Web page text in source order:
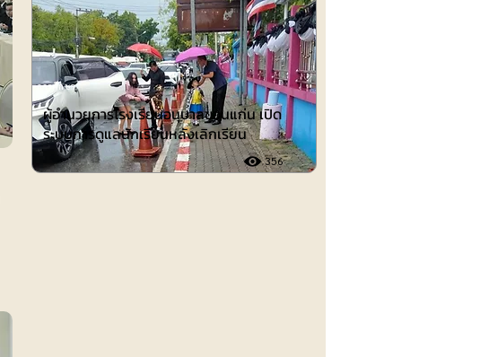
การศึกษา
ผู้อำนวยการโรงเรียนอนุบาลขอนแก่น เปิด
ระบบการดูแลนักเรียนหลังเลิกเรียน
356